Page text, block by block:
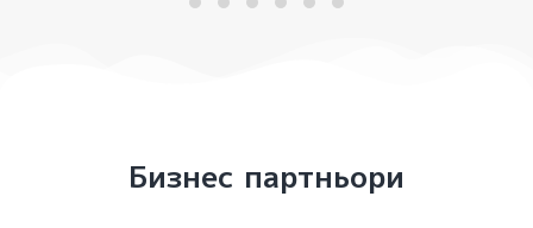
Бизнес партньори